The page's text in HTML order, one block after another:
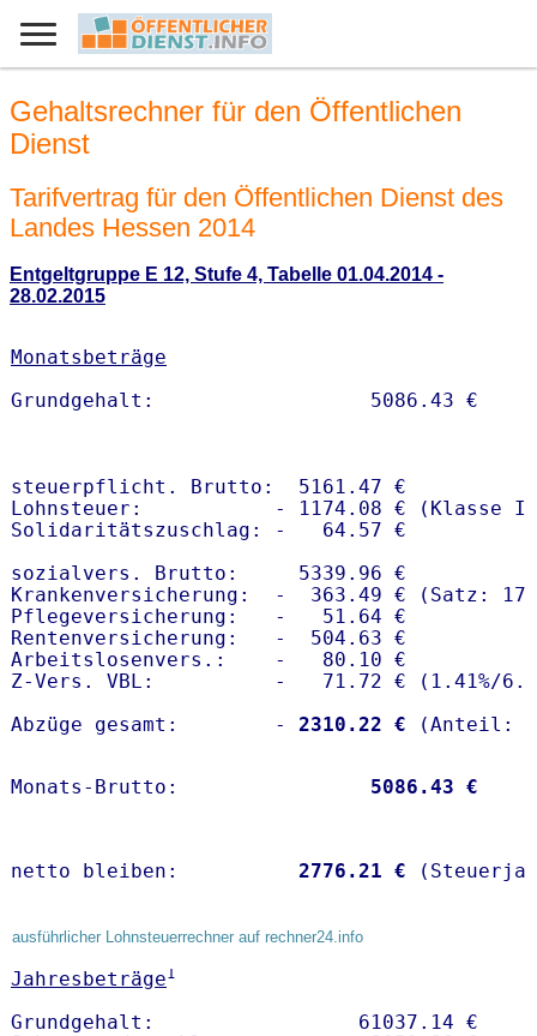
Gehaltsrechner für den Öffentlichen
Dienst
Tarifvertrag für den Öffentlichen Dienst des
Landes Hessen 2014
Entgeltgruppe E 12, Stufe 4, Tabelle 01.04.2014 -
28.02.2015
Monatsbeträge
steuerpflicht. Brutto:  5161.47 €
Lohnsteuer:           - 1174.08 € (Klasse I)
Solidaritätszuschlag: -   64.57 €
sozialvers. Brutto:     5339.96 €
Krankenversicherung:  -  363.49 € (Satz:
Pflegeversicherung:   -   51.64 €
Rentenversicherung:   -  504.63 €
Arbeitslosenvers.:    -   80.10 €
Z-Vers. VBL:          -   71.72 € ( 1.41%/
Abzüge gesamt:        -
2310.22 €
Monats-Brutto: 5086.43 €
netto bleiben: 2776.21 €
ausführlicher Lohnsteuerrechner auf rechner24.info
Jahresbeträge1
Grundgehalt:                 61037.14 €